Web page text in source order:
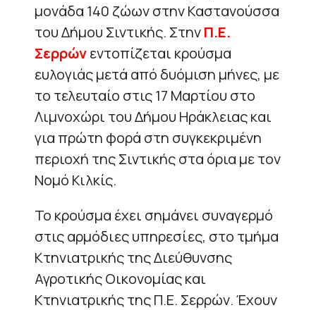
μονάδα 140 ζώων στην Καστανούσσα
του Δήμου Σιντικής. ΣτηνΠ.Ε.
Σερρώνεντοπίζεται κρούσμα
ευλογιάς μετά από δυόμιση μήνες, με
το τελευταίο στις 17 Μαρτίου στο
Λιμνοχώρι του Δήμου Ηράκλειας και
για πρώτη φορά στη συγκεκριμένη
περιοχή της Σιντικής στα όρια με τον
Νομό Κιλκίς.
Το κρούσμα έχει σημάνει συναγερμό
στις αρμόδιες υπηρεσίες, στο τμήμα
Κτηνιατρικής της Διεύθυνσης
Αγροτικής Οικονομίας και
Κτηνιατρικής της Π.Ε. Σερρών. Έχουν